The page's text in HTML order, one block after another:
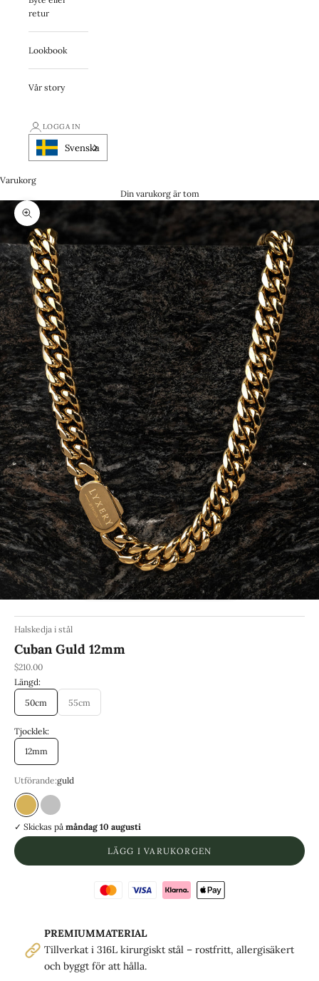
retur
Lookbook
Vår story
LOGGA IN
Svenska
Varukorg
Din varukorg är tom
Zooma
Halskedja i stål
Cuban Guld 12mm
REA-pris
$210.00
Längd:
50cm
55cm
Tjocklek:
12mm
Utförande:guld
guld
Silver
✓ Skickas på måndag 10 augusti
LÄGG I VARUKORGEN
PREMIUMMATERIAL
Tillverkat i 316L kirurgiskt stål – rostfritt, allergisäkert
och byggt för att hålla.